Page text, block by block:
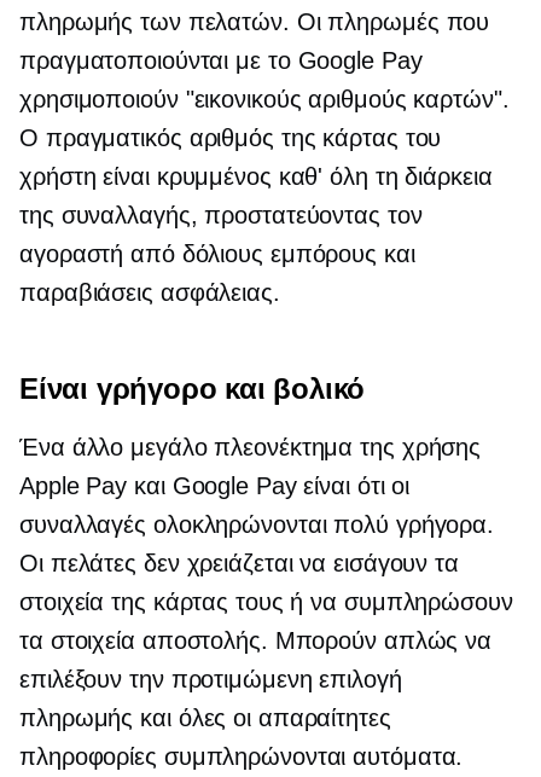
πληρωμής των πελατών. Οι πληρωμές που
πραγματοποιούνται με το Google Pay
χρησιμοποιούν "εικονικούς αριθμούς καρτών".
Ο πραγματικός αριθμός της κάρτας του
χρήστη είναι κρυμμένος καθ' όλη τη διάρκεια
της συναλλαγής, προστατεύοντας τον
αγοραστή από δόλιους εμπόρους και
παραβιάσεις ασφάλειας.
Είναι γρήγορο και βολικό
Ένα άλλο μεγάλο πλεονέκτημα της χρήσης
Apple Pay και Google Pay είναι ότι οι
συναλλαγές ολοκληρώνονται πολύ γρήγορα.
Οι πελάτες δεν χρειάζεται να εισάγουν τα
στοιχεία της κάρτας τους ή να συμπληρώσουν
τα στοιχεία αποστολής. Μπορούν απλώς να
επιλέξουν την προτιμώμενη επιλογή
πληρωμής και όλες οι απαραίτητες
πληροφορίες συμπληρώνονται αυτόματα.